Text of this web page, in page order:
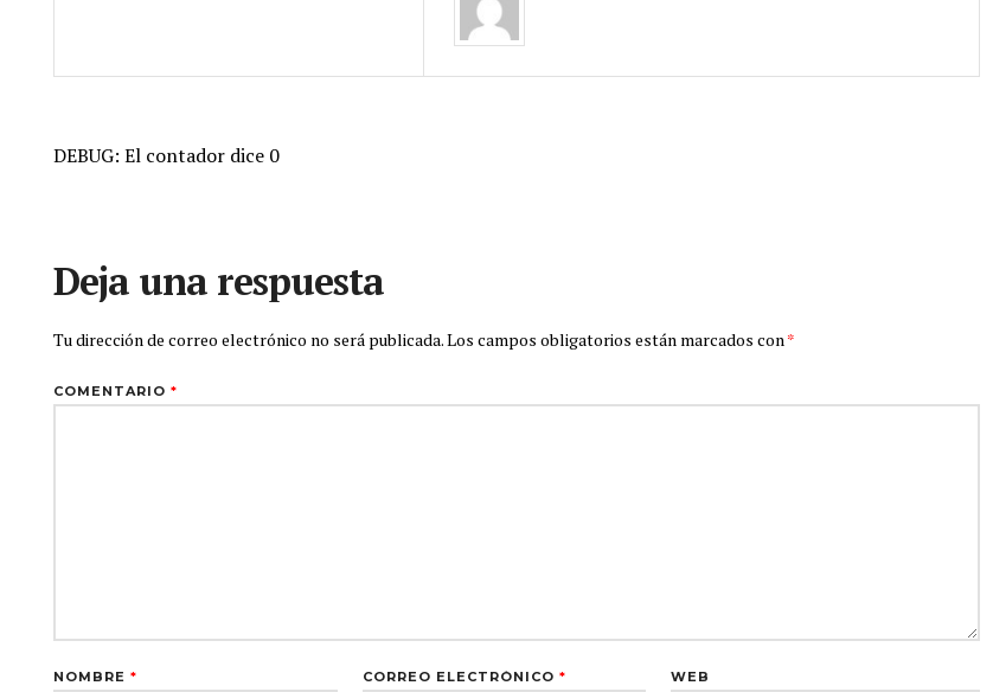
DEBUG: El contador dice 0
Deja una respuesta
Tu dirección de correo electrónico no será publicada.Los campos obligatorios están marcados con*
COMENTARIO *
NOMBRE * CORREO ELECTRÓNICO * WEB